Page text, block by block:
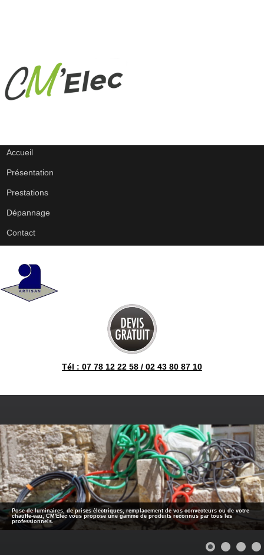
Accueil
Présentation
Prestations
Dépannage
Contact
Tél : 07 78 12 22 58 / 02 43 80 87 10
Pose de luminaires, de prises électriques, remplacement de vos convecteurs ou de votre
chauffe-eau, CM'Elec vous propose une gamme de produits reconnus par tous les
professionnels.